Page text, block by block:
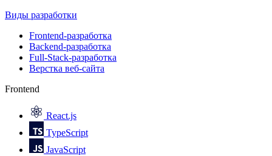
Виды разработки
Frontend-разработка
Backend-разработка
Full-Stack-разработка
Верстка веб-сайта
Frontend
React.js
TypeScript
JavaScript